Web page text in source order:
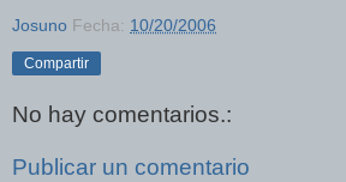
Josuno Fecha: 10/20/2006
Compartir
No hay comentarios.:
Publicar un comentario